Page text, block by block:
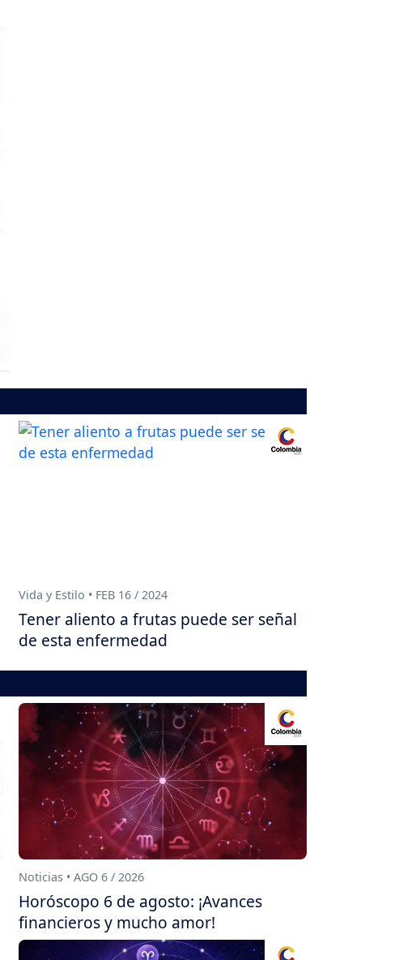
Vida y Estilo • FEB 16 / 2024
Tener aliento a frutas puede ser señal
de esta enfermedad
Noticias • AGO 6 / 2026
Horóscopo 6 de agosto: ¡Avances
financieros y mucho amor!